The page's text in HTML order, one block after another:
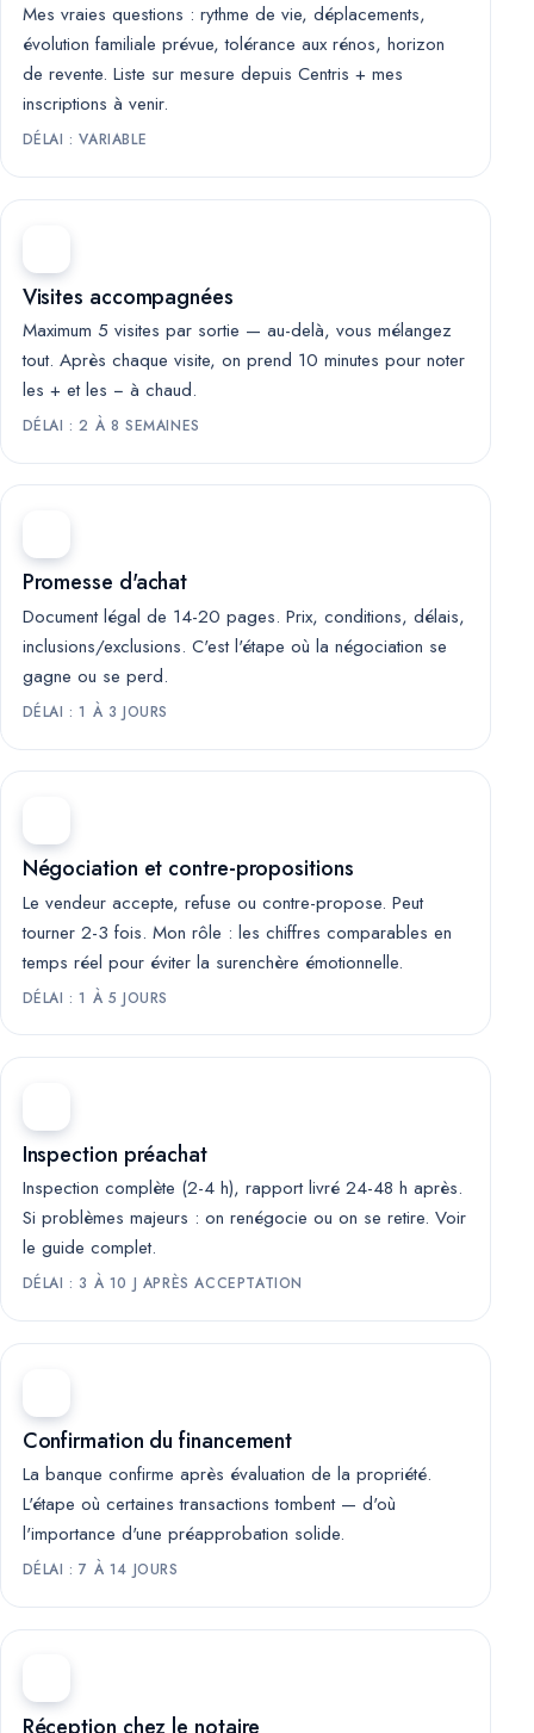
Mes vraies questions : rythme de vie, déplacements,
évolution familiale prévue, tolérance aux rénos, horizon
de revente. Liste sur mesure depuis Centris + mes
inscriptions à venir.
DÉLAI : VARIABLE
Visites accompagnées
Maximum 5 visites par sortie — au-delà, vous mélangez
tout. Après chaque visite, on prend 10 minutes pour noter
les + et les − à chaud.
DÉLAI : 2 À 8 SEMAINES
Promesse d'achat
Document légal de 14-20 pages. Prix, conditions, délais,
inclusions/exclusions. C'est l'étape où la négociation se
gagne ou se perd.
DÉLAI : 1 À 3 JOURS
Négociation et contre-propositions
Le vendeur accepte, refuse ou contre-propose. Peut
tourner 2-3 fois. Mon rôle : les chiffres comparables en
temps réel pour éviter la surenchère émotionnelle.
DÉLAI : 1 À 5 JOURS
Inspection préachat
Inspection complète (2-4 h), rapport livré 24-48 h après.
Si problèmes majeurs : on renégocie ou on se retire. Voir
le guide complet.
DÉLAI : 3 À 10 J APRÈS ACCEPTATION
Confirmation du financement
La banque confirme après évaluation de la propriété.
L'étape où certaines transactions tombent — d'où
l'importance d'une préapprobation solide.
DÉLAI : 7 À 14 JOURS
Réception chez le notaire